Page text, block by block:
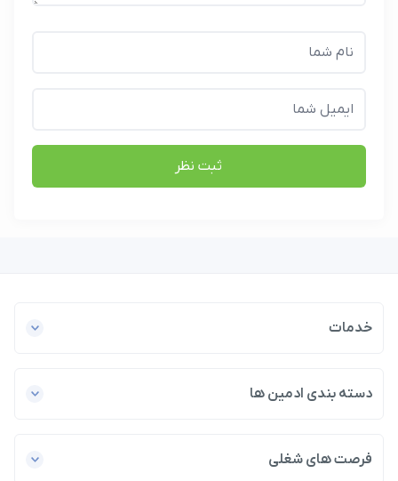
ثبت نظر
خدمات
دسته بندی ادمین ها
فرصت های شغلی